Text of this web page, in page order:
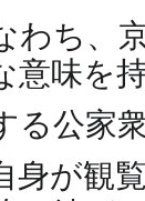
わち、
意味を
る公家
身が観